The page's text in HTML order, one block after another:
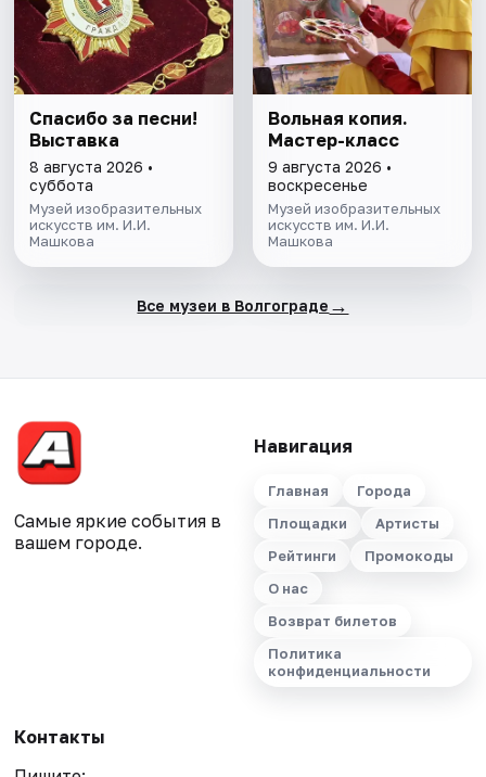
Спасибо за песни!
Выставка
8 августа 2026 •
суббота
Музей изобразительных
искусств им. И.И.
Машкова
Вольная копия.
Мастер-класс
9 августа 2026 •
воскресенье
Музей изобразительных
искусств им. И.И.
Машкова
Все музеи в Волгограде →
Самые яркие события в
вашем городе.
Навигация
Главная
Города
Площадки
Артисты
Рейтинги
Промокоды
О нас
Возврат билетов
Политика
конфиденциальности
Контакты